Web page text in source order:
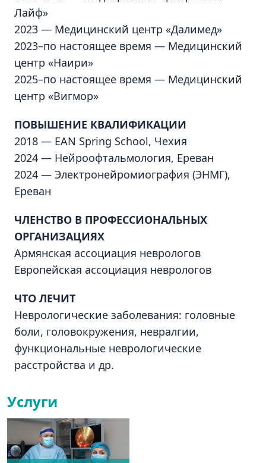
Лайф»
2023 — Медицинский центр «Далимед»
2023–по настоящее время — Медицинский
центр «Наири»
2025–по настоящее время — Медицинский
центр «Вигмор»
ПОВЫШЕНИЕ КВАЛИФИКАЦИИ
2018 — EAN Spring School, Чехия
2024 — Нейроофтальмология, Ереван
2024 — Электронейромиография (ЭНМГ),
Ереван
ЧЛЕНСТВО В ПРОФЕССИОНАЛЬНЫХ
ОРГАНИЗАЦИЯХ
Армянская ассоциация неврологов
Европейская ассоциация неврологов
ЧТО ЛЕЧИТ
Неврологические заболевания: головные
боли, головокружения, невралгии,
функциональные неврологические
расстройства и др.
Услуги